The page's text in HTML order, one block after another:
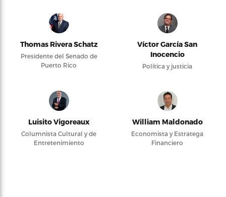
Thomas Rivera Schatz
Presidente del Senado de
Puerto Rico
Víctor García San
Inocencio
Política y justicia
Luisito Vigoreaux
Columnista Cultural y de
Entretenimiento
William Maldonado
Economista y Estratega
Financiero